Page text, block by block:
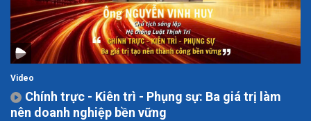
Video
Chính trực - Kiên trì - Phụng sự: Ba giá trị làm
nên doanh nghiệp bền vững